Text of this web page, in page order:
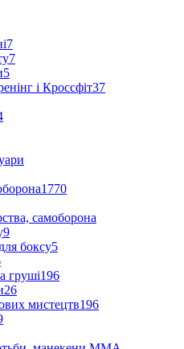
7
7
5
і Кроссфіт37
1770
самоборона
9
боксу5
груші196
26
мистецтв196